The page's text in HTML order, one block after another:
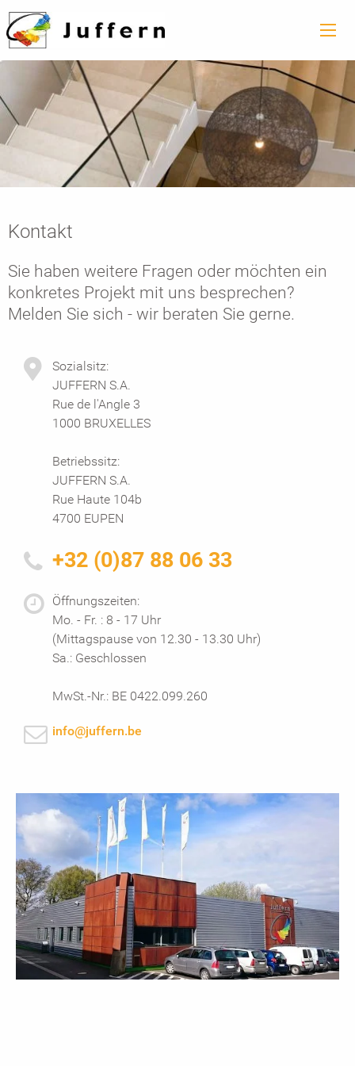
Kontakt
Sie haben weitere Fragen oder möchten ein
konkretes Projekt mit uns besprechen?
Melden Sie sich - wir beraten Sie gerne.
Sozialsitz:
JUFFERN S.A.
Rue de l'Angle 3
1000 BRUXELLES
Betriebssitz:
JUFFERN S.A.
Rue Haute 104b
4700 EUPEN
+32 (0)87 88 06 33
Öffnungszeiten:
Mo. - Fr. : 8 - 17 Uhr
(Mittagspause von 12.30 - 13.30 Uhr)
Sa.: Geschlossen
MwSt.-Nr.: BE 0422.099.260
info@juffern.be